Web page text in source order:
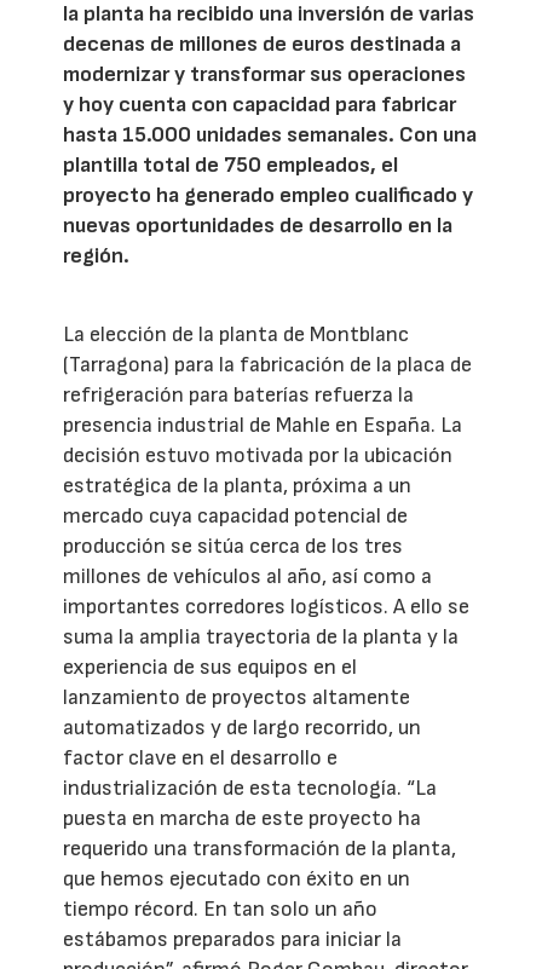
la planta ha recibido una inversión de varias
decenas de millones de euros destinada a
modernizar y transformar sus operaciones
y hoy cuenta con capacidad para fabricar
hasta 15.000 unidades semanales. Con una
plantilla total de 750 empleados, el
proyecto ha generado empleo cualificado y
nuevas oportunidades de desarrollo en la
región.
La elección de la planta de Montblanc
(Tarragona) para la fabricación de la placa de
refrigeración para baterías refuerza la
presencia industrial de Mahle en España. La
decisión estuvo motivada por la ubicación
estratégica de la planta, próxima a un
mercado cuya capacidad potencial de
producción se sitúa cerca de los tres
millones de vehículos al año, así como a
importantes corredores logísticos. A ello se
suma la amplia trayectoria de la planta y la
experiencia de sus equipos en el
lanzamiento de proyectos altamente
automatizados y de largo recorrido, un
factor clave en el desarrollo e
industrialización de esta tecnología. “La
puesta en marcha de este proyecto ha
requerido una transformación de la planta,
que hemos ejecutado con éxito en un
tiempo récord. En tan solo un año
estábamos preparados para iniciar la